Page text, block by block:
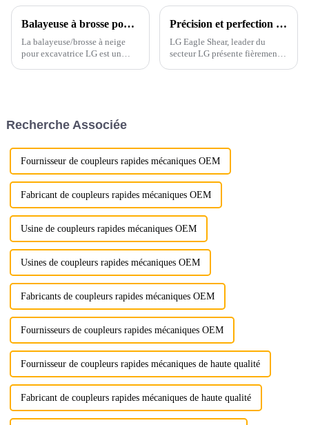
Balayeuse à brosse pour excavatrice LG pour le nettoyage des routes
La balayeuse/brosse à neige
pour excavatrice LG est un
nettoyage et de déblaiement.
Précision et perfection dans chaque détail
LG Eagle Shear, leader du
secteur LG présente fièrement
Recherche Associée
Fournisseur de coupleurs rapides mécaniques OEM
Fabricant de coupleurs rapides mécaniques OEM
Usine de coupleurs rapides mécaniques OEM
Usines de coupleurs rapides mécaniques OEM
Fabricants de coupleurs rapides mécaniques OEM
Fournisseurs de coupleurs rapides mécaniques OEM
Fournisseur de coupleurs rapides mécaniques de haute qualité
Fabricant de coupleurs rapides mécaniques de haute qualité